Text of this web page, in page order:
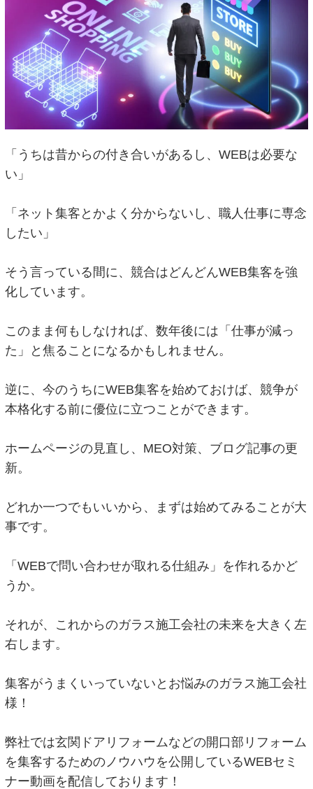
「うちは昔からの付き合いがあるし、WEBは必要な
い」
「ネット集客とかよく分からないし、職人仕事に専念
したい」
そう言っている間に、競合はどんどんWEB集客を強
化しています。
このまま何もしなければ、数年後には「仕事が減っ
た」と焦ることになるかもしれません。
逆に、今のうちにWEB集客を始めておけば、競争が
本格化する前に優位に立つことができます。
ホームページの見直し、MEO対策、ブログ記事の更
新。
どれか一つでもいいから、まずは始めてみることが大
事です。
「WEBで問い合わせが取れる仕組み」を作れるかど
うか。
それが、これからのガラス施工会社の未来を大きく左
右します。
集客がうまくいっていないとお悩みのガラス施工会社
様！
弊社では玄関ドアリフォームなどの開口部リフォーム
を集客するためのノウハウを公開しているWEBセミ
ナー動画を配信しております！